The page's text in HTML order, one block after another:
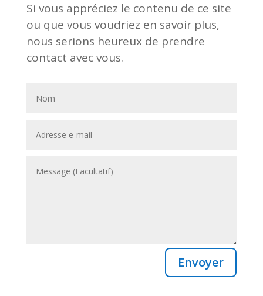
Si vous appréciez le contenu de ce site
ou que vous voudriez en savoir plus,
nous serions heureux de prendre
contact avec vous.
Envoyer